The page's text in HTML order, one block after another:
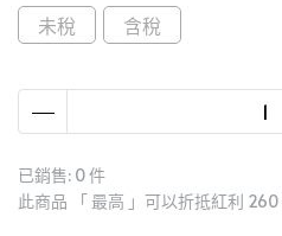
未稅
含稅
已銷售: 0 件
此商品 「 最高 」可以折抵紅利 260